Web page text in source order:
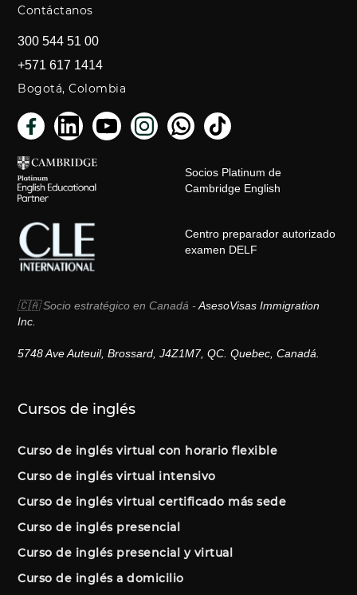
Contáctanos
300 544 51 00
+571 617 1414
Bogotá, Colombia
Socios Platinum de
Cambridge English
Centro preparador autorizado
examen DELF
🇨🇦 Socio estratégico en Canadá -AsesoVisas Immigration
Inc.
5748 Ave Auteuil, Brossard, J4Z1M7, QC. Quebec, Canadá.
Cursos de inglés
Curso de inglés virtual con horario flexible
Curso de inglés virtual intensivo
Curso de inglés virtual certificado más sede
Curso de inglés presencial
Curso de inglés presencial y virtual
Curso de inglés a domicilio